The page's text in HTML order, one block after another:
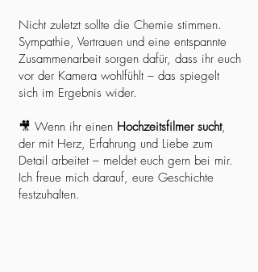
Nicht zuletzt sollte die Chemie stimmen.
Sympathie, Vertrauen und eine entspannte
Zusammenarbeit sorgen dafür, dass ihr euch
vor der Kamera wohlfühlt – das spiegelt
sich im Ergebnis wider.
🎥 Wenn ihr einen Hochzeitsfilmer sucht,
der mit Herz, Erfahrung und Liebe zum
Detail arbeitet – meldet euch gern bei mir.
Ich freue mich darauf, eure Geschichte
festzuhalten.